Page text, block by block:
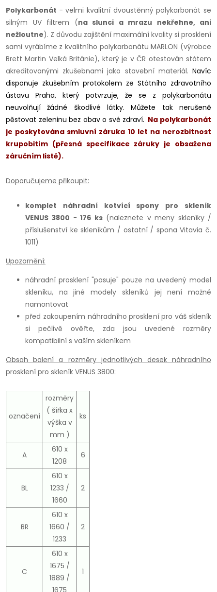
Polykarbonát - velmi kvalitní dvoustěnný polykarbonát se
silným UV filtrem (na slunci a mrazu nekřehne, ani
nežloutne). Z důvodu zajištění maximální kvality si prosklení
sami vyrábíme z kvalitního polykarbonátu MARLON (výrobce
Brett Martin Velká Británie), který je v ČR otestován státem
akreditovanými zkušebnami jako stavební materiál. Navíc
disponuje zkušebním protokolem ze Státního zdravotního
ústavu Praha, který potvrzuje, že se z polykarbonátu
neuvolňují žádné škodlivé látky. Můžete tak nerušeně
pěstovat zeleninu bez obav o své zdraví. Na polykarbonát
je poskytována smluvní záruka 10 let na nerozbitnost
krupobitím (přesná specifikace záruky je obsažena
záručním listě).
Doporučujeme přikoupit:
komplet náhradní kotvící spony pro skleník
VENUS 3800 - 176 ks(naleznete v meny skleníky /
příslušenství ke skleníkům / ostatní / spona Vitavia č.
1011)
Upozornění:
náhradní prosklení "pasuje" pouze na uvedený model
skleníku, na jiné modely skleníků jej není možné
namontovat
před zakoupením náhradního prosklení pro váš skleník
si pečlivě ověřte, zda jsou uvedené rozměry
kompatibilní s vaším skleníkem
Obsah balení a rozměry jednotlivých desek náhradního
prosklení pro skleník VENUS 3800:
označení
rozměry
( šířka x
výška v
mm )
ks
A
610 x
1208
6
BL
610 x
1233 /
1660
2
BR
610 x
1660 /
1233
2
C
610 x
1675 /
1889 /
1